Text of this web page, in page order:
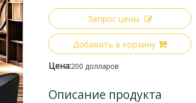
Запрос цены
Добавить в корзину
Цена:200 долларов
Описание продукта